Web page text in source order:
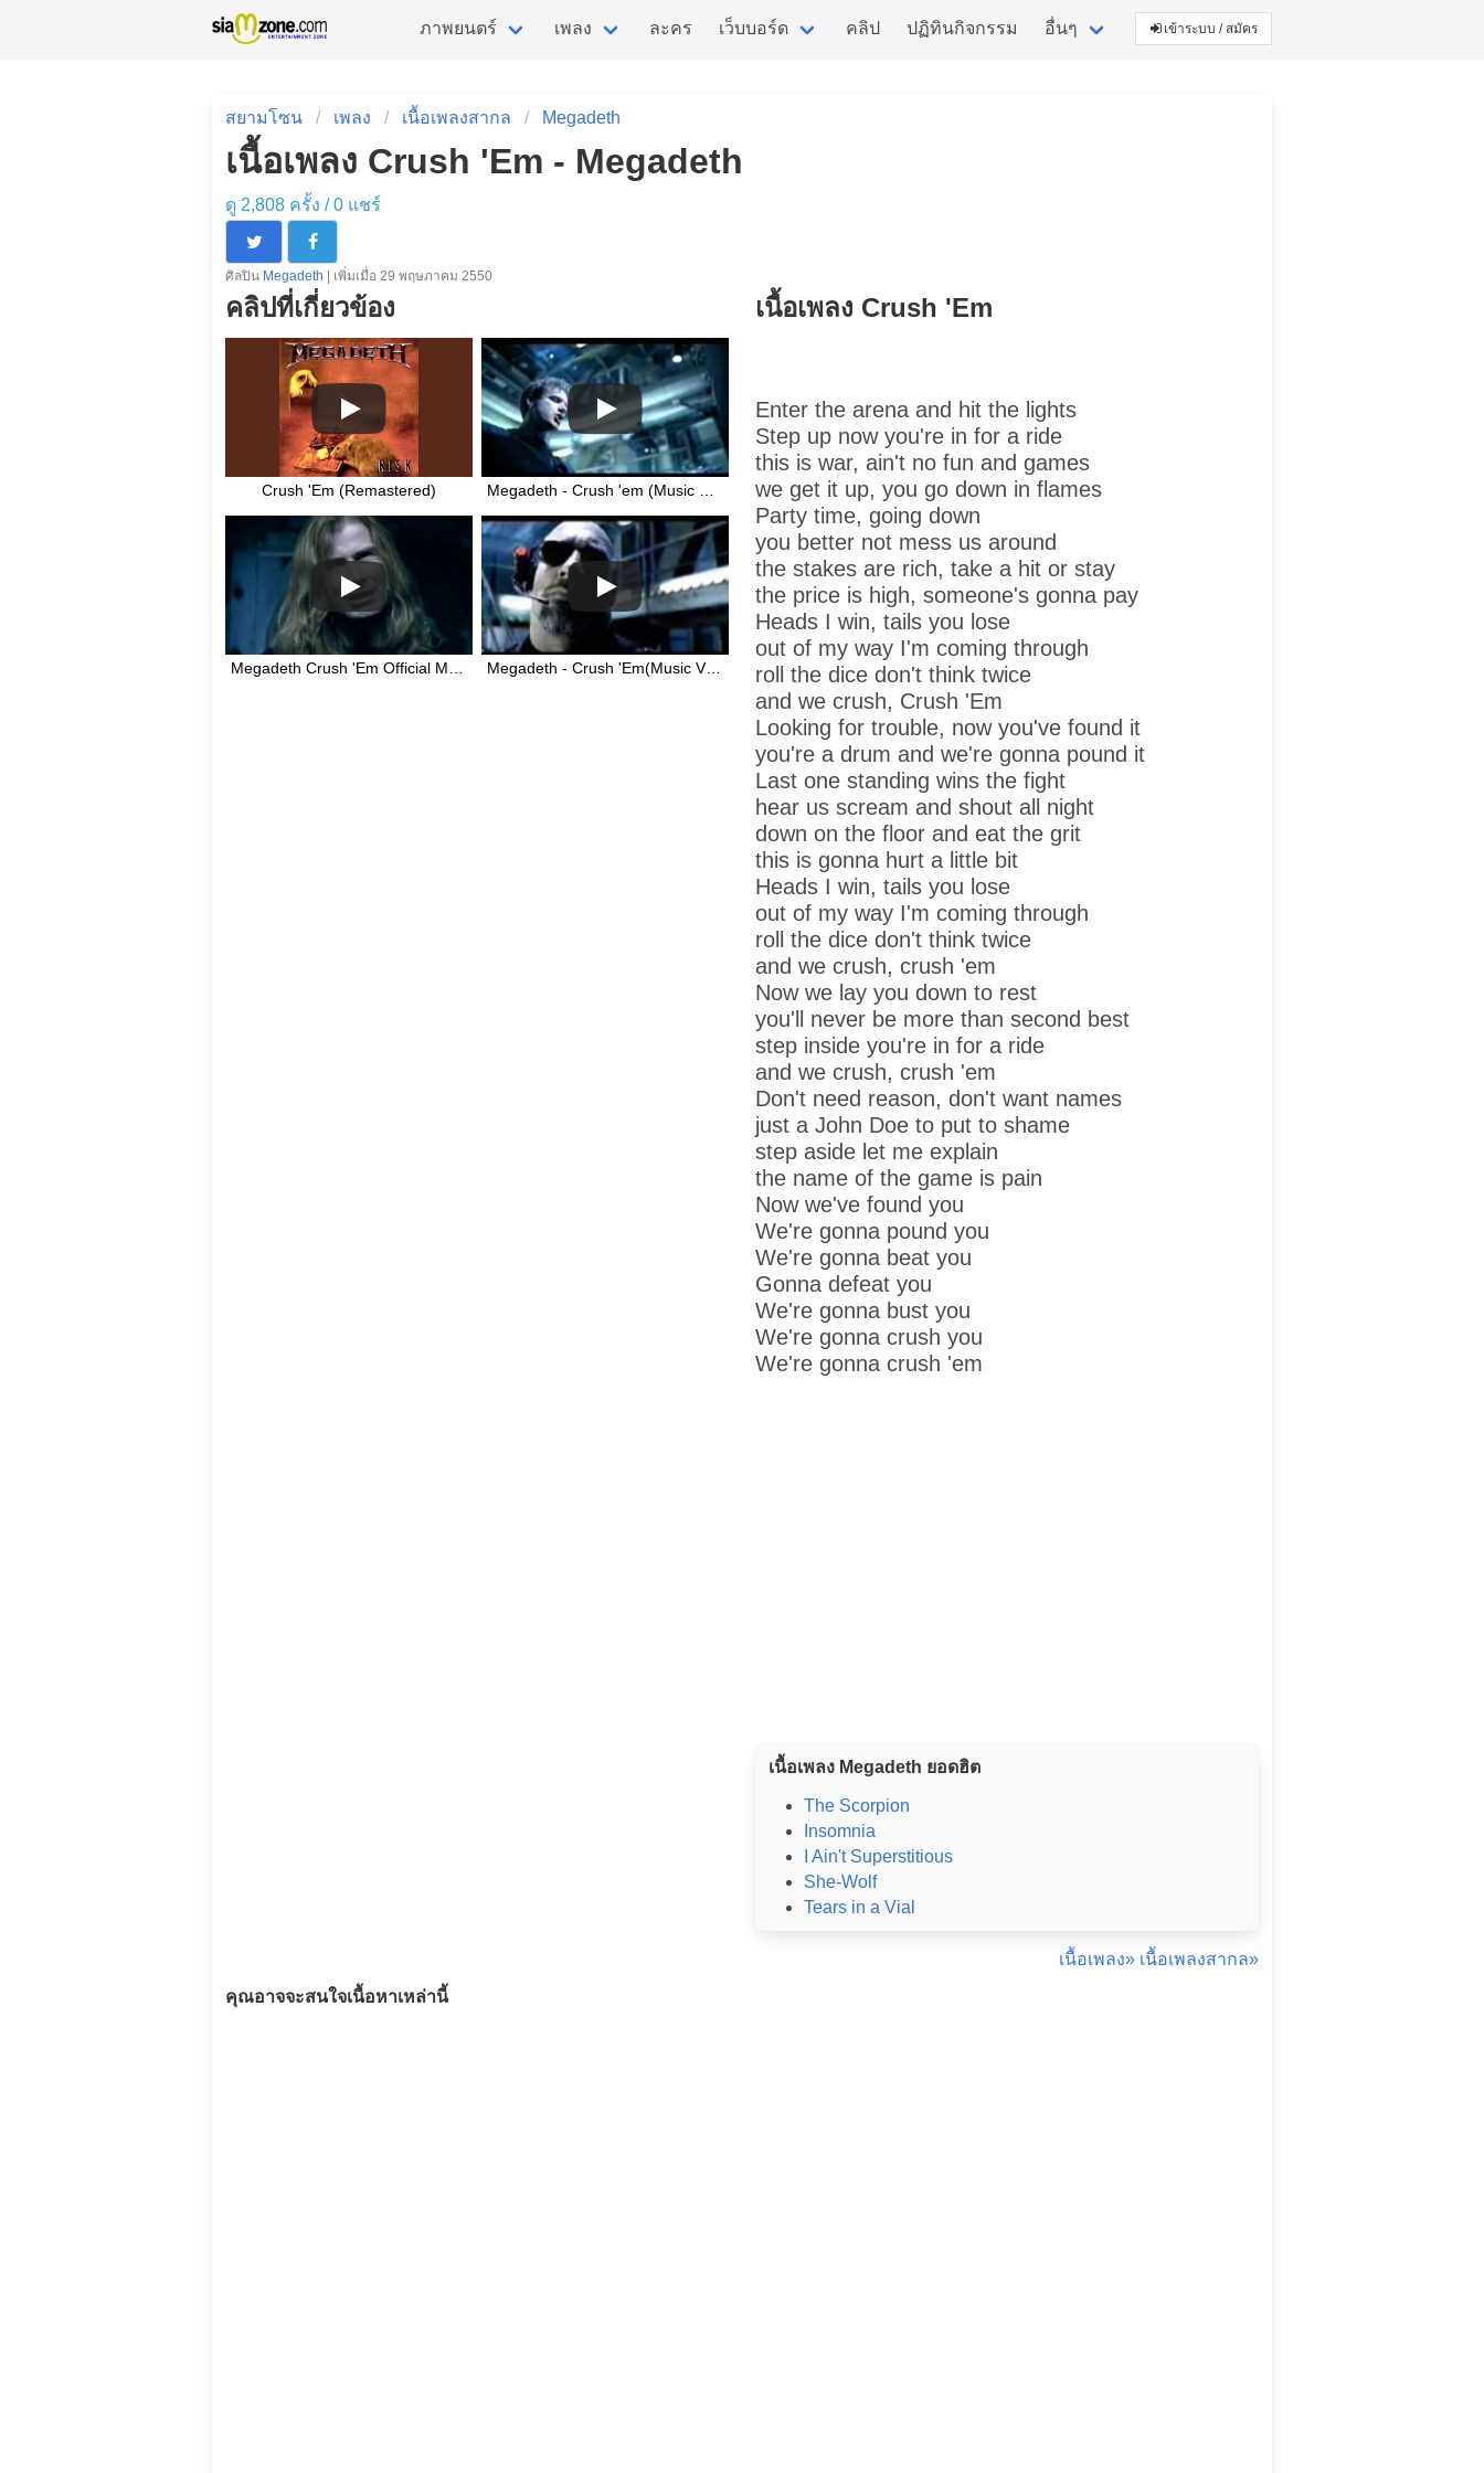
ภาพยนตร์ เพลง ละคร เว็บบอร์ด คลิป ปฏิทินกิจกรรม อื่นๆ เข้าระบบ / สมัคร
สยามโซน เพลง เนื้อเพลงสากล Megadeth
เนื้อเพลง Crush 'Em - Megadeth
ดู 2,808 ครั้ง /0 แชร์
ศิลปิน Megadeth | เพิ่มเมื่อ 29 พฤษภาคม 2550
คลิปที่เกี่ยวข้อง
Crush 'Em (Remastered) Megadeth - Crush 'em (Music Video)
Megadeth Crush 'Em Official Music Video Megadeth - Crush 'Em(Music Video)
เนื้อเพลง Crush 'Em
Enter the arena and hit the lights
Step up now you're in for a ride
this is war, ain't no fun and games
we get it up, you go down in flames
Party time, going down
you better not mess us around
the stakes are rich, take a hit or stay
the price is high, someone's gonna pay
Heads I win, tails you lose
out of my way I'm coming through
roll the dice don't think twice
and we crush, Crush 'Em
Looking for trouble, now you've found it
you're a drum and we're gonna pound it
Last one standing wins the fight
hear us scream and shout all night
down on the floor and eat the grit
this is gonna hurt a little bit
Heads I win, tails you lose
out of my way I'm coming through
roll the dice don't think twice
and we crush, crush 'em
Now we lay you down to rest
you'll never be more than second best
step inside you're in for a ride
and we crush, crush 'em
Don't need reason, don't want names
just a John Doe to put to shame
step aside let me explain
the name of the game is pain
Now we've found you
We're gonna pound you
We're gonna beat you
Gonna defeat you
We're gonna bust you
We're gonna crush you
We're gonna crush 'em
เนื้อเพลง Megadeth ยอดฮิต
The Scorpion
Insomnia
I Ain't Superstitious
She-Wolf
Tears in a Vial
เนื้อเพลง» เนื้อเพลงสากล»
คุณอาจจะสนใจเนื้อหาเหล่านี้